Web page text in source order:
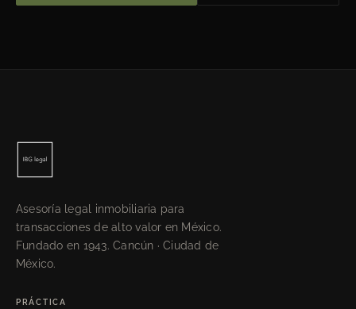
Asesoría legal inmobiliaria para
transacciones de alto valor en México.
Fundado en 1943. Cancún · Ciudad de
México.
PRÁCTICA